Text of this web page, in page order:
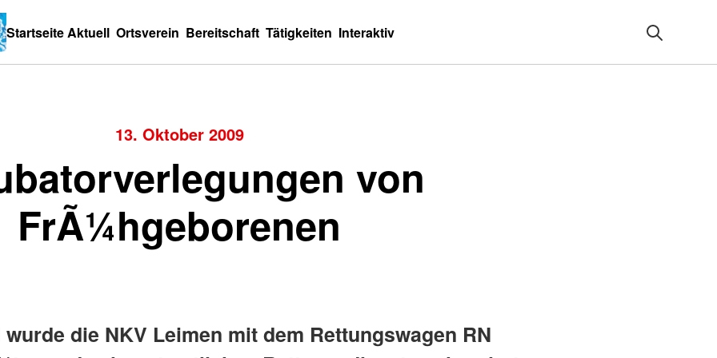
StartseiteAktuell Ortsverein Bereitschaft Tätigkeiten Interaktiv
13. Oktober 2009
von
FrÃ¼hgeborenen
die NKV Leimen mit dem Rettungswagen RN